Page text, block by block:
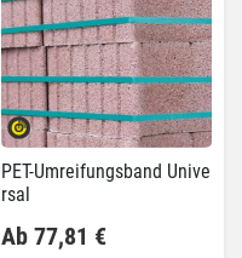
PET-Umreifungsband Unive
rsal
Ab 77,81 €